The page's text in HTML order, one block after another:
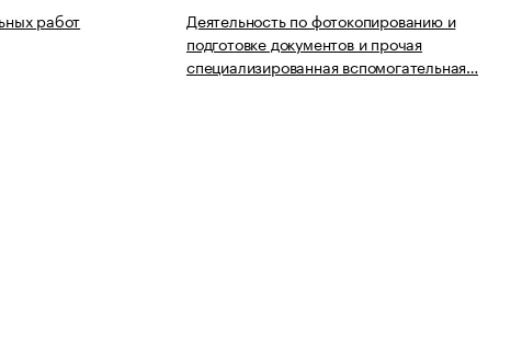
работ
Деятельность по фотокопированию и
подготовке документов и прочая
специализированная вспомогательная…